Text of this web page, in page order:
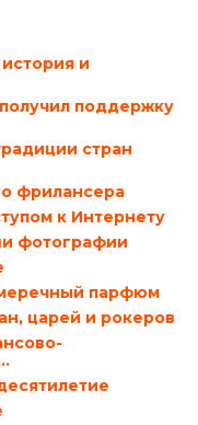
и
поддержку
стран
фрилансера
к Интернету
фотографии
парфюм
царей и рокеров